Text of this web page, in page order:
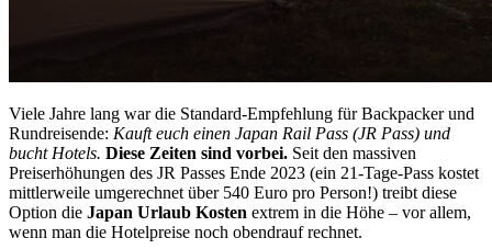
Viele Jahre lang war die Standard-Empfehlung für Backpacker und
Rundreisende: Kauft euch einen Japan Rail Pass (JR Pass) und
bucht Hotels. Diese Zeiten sind vorbei. Seit den massiven
Preiserhöhungen des JR Passes Ende 2023 (ein 21-Tage-Pass kostet
mittlerweile umgerechnet über 540 Euro pro Person!) treibt diese
Option die Japan Urlaub Kosten extrem in die Höhe – vor allem,
wenn man die Hotelpreise noch obendrauf rechnet.